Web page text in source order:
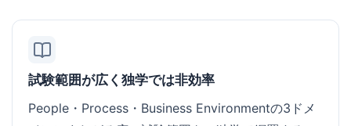
試験範囲が広く独学では非効率
People・Process・Business Environmentの3ドメ